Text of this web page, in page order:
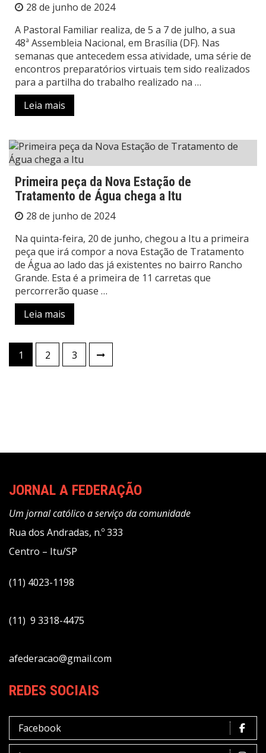
28 de junho de 2024
A Pastoral Familiar realiza, de 5 a 7 de julho, a sua
48ª Assembleia Nacional, em Brasília (DF). Nas
semanas que antecedem essa atividade, uma série de
encontros preparatórios virtuais tem sido realizados
para a partilha do trabalho realizado na …
Leia mais
Primeira peça da Nova Estação de
Tratamento de Água chega a Itu
28 de junho de 2024
Na quinta-feira, 20 de junho, chegou a Itu a primeira
peça que irá compor a nova Estação de Tratamento
de Água ao lado das já existentes no bairro Rancho
Grande. Esta é a primeira de 11 carretas que
percorrerão quase …
Leia mais
Paginação
de
1 2 3
JORNAL A FEDERAÇÃO
Um jornal católico a serviço da comunidade
Rua dos Andradas, n.º 333
Centro – Itu/SP
(11) 4023-1198
(11) 9 3318-4475
afederacao@gmail.com
REDES SOCIAIS
Facebook